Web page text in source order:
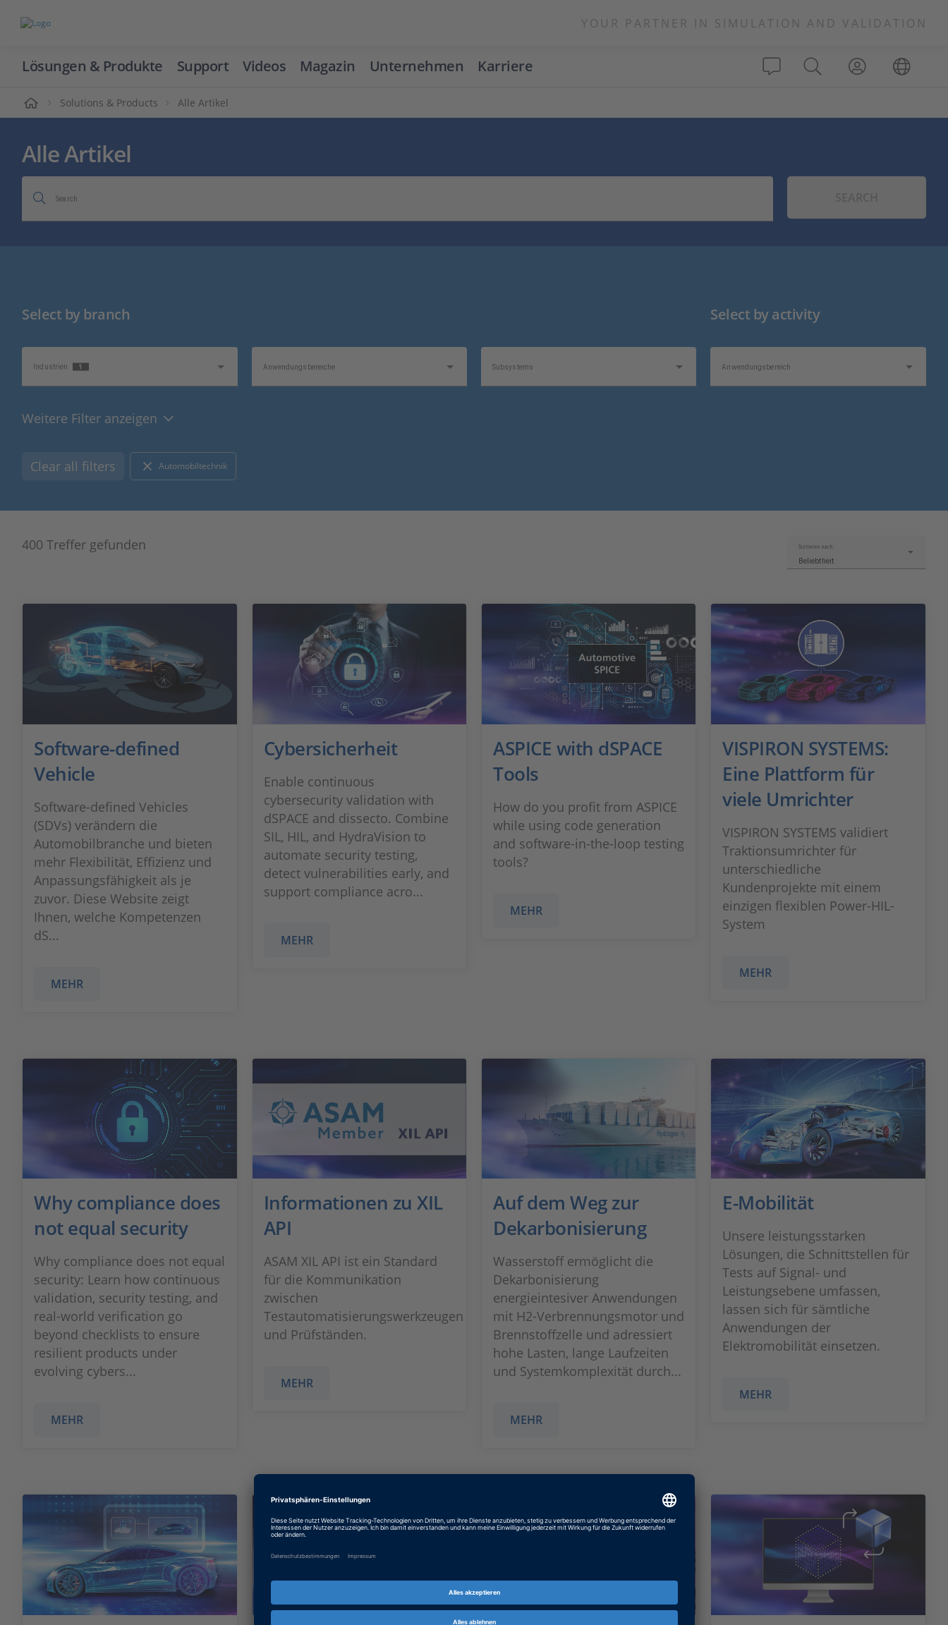
YOUR PARTNER IN SIMULATION AND VALIDATION
Lösungen & Produkte Support Videos Magazin Unternehmen Karriere
Solutions & Products Alle Artikel
Alle Artikel
Search
Select by branch
Industrien 1 Anwendungsbereiche Subsystems
Select by activity
Anwendungsbereich
Weitere Filter anzeigen
Clear all filters Automobiltechnik
400 Treffer gefunden Sortieren nach:
Beliebtheit
Software-defined
Vehicle
Software-defined Vehicles
(SDVs) verändern die
Automobilbranche und bieten
mehr Flexibilität, Effizienz und
Anpassungsfähigkeit als je
zuvor. Diese Website zeigt
Ihnen, welche Kompetenzen
dS...
MEHR
Cybersicherheit
Enable continuous
cybersecurity validation with
dSPACE and dissecto. Combine
SIL, HIL, and HydraVision to
automate security testing,
detect vulnerabilities early, and
support compliance acro...
MEHR
ASPICE with dSPACE
Tools
How do you profit from ASPICE
while using code generation
and software-in-the-loop testing
tools?
MEHR
VISPIRON SYSTEMS:
Eine Plattform für
viele Umrichter
VISPIRON SYSTEMS validiert
Traktionsumrichter für
unterschiedliche
Kundenprojekte mit einem
einzigen flexiblen Power-HIL-
System
MEHR
Why compliance does
not equal security
Why compliance does not equal
security: Learn how continuous
validation, security testing, and
real‑world verification go
beyond checklists to ensure
resilient products under
evolving cybers...
MEHR
Informationen zu XIL
API
ASAM XIL API ist ein Standard
für die Kommunikation
zwischen
Testautomatisierungswerkzeugen
und Prüfständen.
MEHR
Auf dem Weg zur
Dekarbonisierung
Wasserstoff ermöglicht die
Dekarbonisierung
energieintesiver Anwendungen
mit H2‑Verbrennungsmotor und
Brennstoffzelle und adressiert
hohe Lasten, lange Laufzeiten
und Systemkomplexität durch...
MEHR
E-Mobilität
Unsere leistungsstarken
Lösungen, die Schnittstellen für
Tests auf Signal- und
Leistungsebene umfassen,
lassen sich für sämtliche
Anwendungen der
Elektromobilität einsetzen.
MEHR